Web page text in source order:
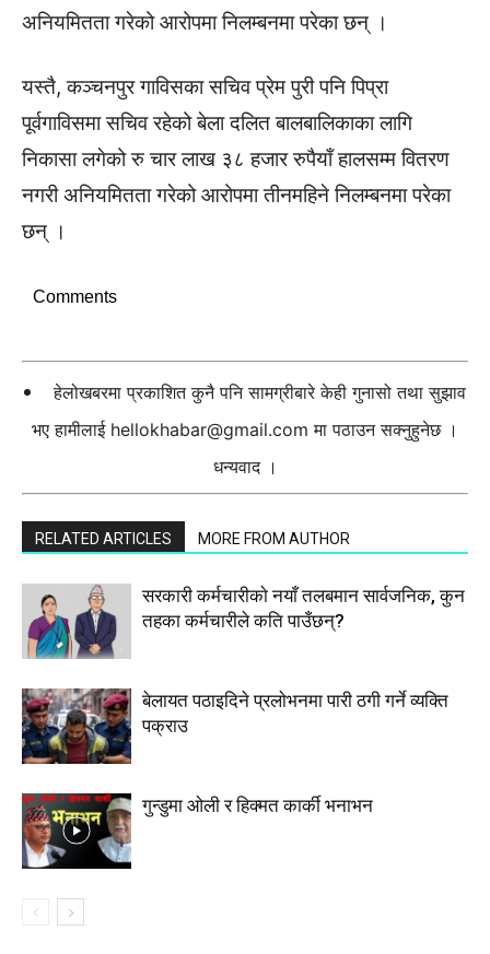
अनियमितता गरेको आरोपमा निलम्बनमा परेका छन् ।
यस्तै, कञ्चनपुर गाविसका सचिव प्रेम पुरी पनि पिप्रा
पूर्वगाविसमा सचिव रहेको बेला दलित बालबालिकाका लागि
निकासा लगेको रु चार लाख ३८ हजार रुपैयाँ हालसम्म वितरण
नगरी अनियमितता गरेको आरोपमा तीनमहिने निलम्बनमा परेका
छन् ।
Comments
हेलोखबरमा प्रकाशित कुनै पनि सामग्रीबारे केही गुनासो तथा सुझाव
भए हामीलाई hellokhabar@gmail.com मा पठाउन सक्नुहुनेछ ।
धन्यवाद ।
RELATED ARTICLES MORE FROM AUTHOR
सरकारी कर्मचारीकाे नयाँ तलबमान सार्वजनिक, कुन
तहका कर्मचारीले कति पाउँछन्?
बेलायत पठाइदिने प्रलाेभनमा पारी ठगी गर्ने व्यक्ति
पक्राउ
गुन्डुमा ओली र हिक्मत कार्की भनाभन